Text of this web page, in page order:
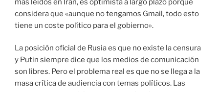
más leídos en Irán, es optimista a largo plazo porque
considera que «aunque no tengamos Gmail, todo esto
tiene un coste político para el gobierno».
La posición oficial de Rusia es que no existe la censura
y Putin siempre dice que los medios de comunicación
son libres. Pero el problema real es que no se llega a la
masa crítica de audiencia con temas políticos. Las